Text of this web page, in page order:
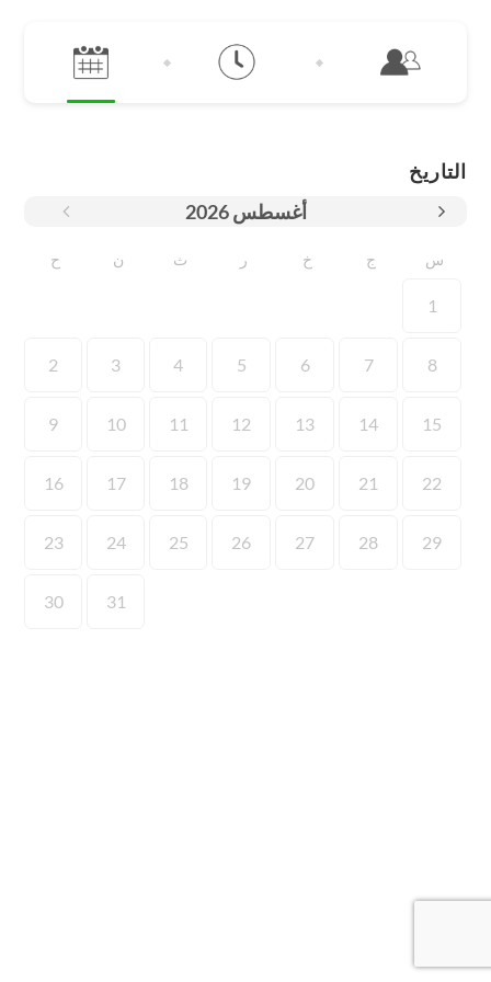
التاريخ
أغسطس 2026
ح ن ث ر خ ج س
1
2 3 4 5 6 7 8
9 10 11 12 13 14 15
16 17 18 19 20 21 22
23 24 25 26 27 28 29
30 31